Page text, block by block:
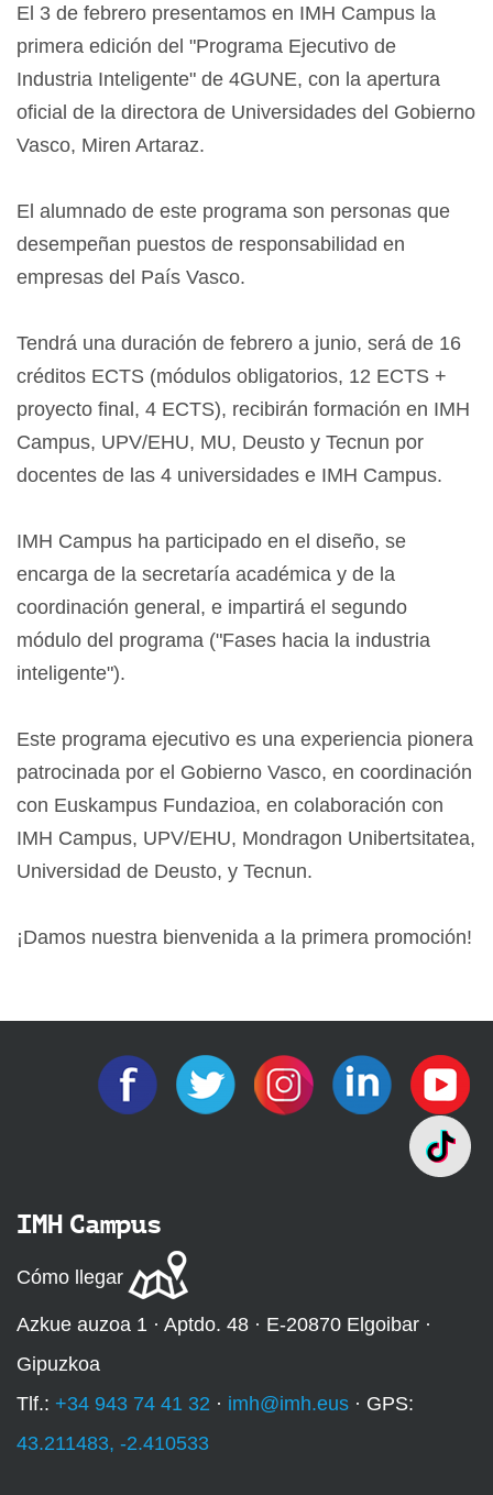
El 3 de febrero presentamos en IMH Campus la
primera edición del "Programa Ejecutivo de
Industria Inteligente" de 4GUNE, con la apertura
oficial de la directora de Universidades del Gobierno
Vasco, Miren Artaraz.
El alumnado de este programa son personas que
desempeñan puestos de responsabilidad en
empresas del País Vasco.
Tendrá una duración de febrero a junio, será de 16
créditos ECTS (módulos obligatorios, 12 ECTS +
proyecto final, 4 ECTS), recibirán formación en IMH
Campus, UPV/EHU, MU, Deusto y Tecnun por
docentes de las 4 universidades e IMH Campus.
IMH Campus ha participado en el diseño, se
encarga de la secretaría académica y de la
coordinación general, e impartirá el segundo
módulo del programa ("Fases hacia la industria
inteligente").
Este programa ejecutivo es una experiencia pionera
patrocinada por el Gobierno Vasco, en coordinación
con Euskampus Fundazioa, en colaboración con
IMH Campus, UPV/EHU, Mondragon Unibertsitatea,
Universidad de Deusto, y Tecnun.
¡Damos nuestra bienvenida a la primera promoción!
IMH Campus
Cómo llegar
Azkue auzoa 1 · Aptdo. 48 · E-20870 Elgoibar ·
Gipuzkoa
Tlf.: +34 943 74 41 32 · imh@imh.eus · GPS:
43.211483, -2.410533